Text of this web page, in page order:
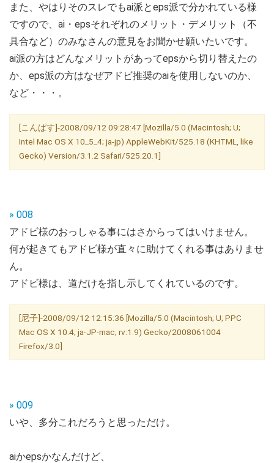
また、やはりそのスレでもai派とeps派で分かれている様
ですので、ai・epsそれぞれのメリット・デメリット（不
具合など）のみなさんの意見をお聞かせ願いたいです。
ai派の方はどんなメリットがあってepsから切り替えたの
か、eps派の方はなぜアドビ推奨のaiを使用しないのか、
など・・・。
[こんぱす]-2008/09/12 09:28:47 [Mozilla/5.0 (Macintosh; U;
Intel Mac OS X 10_5_4; ja-jp) AppleWebKit/525.18 (KHTML, like
Gecko) Version/3.1.2 Safari/525.20.1]
» 008
アドビ様のおっしゃる事にはさからってはいけません。
何が起きてもアドビ様が直々に助けてくれる事はありませ
ん。
アドビ様は、道だけを指し示してくれているのです。
[尼子]-2008/09/12 12:15:36 [Mozilla/5.0 (Macintosh; U; PPC
Mac OS X 10.4; ja-JP-mac; rv:1.9) Gecko/2008061004
Firefox/3.0]
» 009
いや、多分これだろうと思っただけ。
aiかepsかなんだけど、